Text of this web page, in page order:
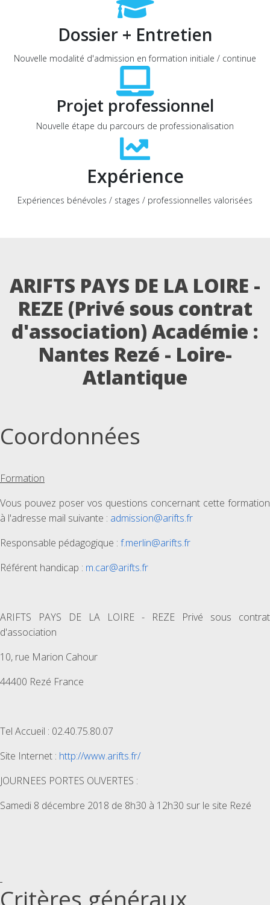
Dossier + Entretien
Nouvelle modalité d'admission en formation initiale / continue
Projet professionnel
Nouvelle étape du parcours de professionalisation
Expérience
Expériences bénévoles / stages / professionnelles valorisées
ARIFTS PAYS DE LA LOIRE -
REZE (Privé sous contrat
d'association) Académie :
Nantes Rezé - Loire-
Atlantique
Coordonnées
Formation
Vous pouvez poser vos questions concernant cette formation
à l'adresse mail suivante : admission@arifts.fr
Responsable pédagogique : f.merlin@arifts.fr
Référent handicap : m.car@arifts.fr
ARIFTS PAYS DE LA LOIRE - REZE Privé sous contrat
d'association
10, rue Marion Cahour
44400 Rezé France
Tel Accueil : 02.40.75.80.07
Site Internet : http://www.arifts.fr/
JOURNEES PORTES OUVERTES :
Samedi 8 décembre 2018 de 8h30 à 12h30 sur le site Rezé
Critères généraux